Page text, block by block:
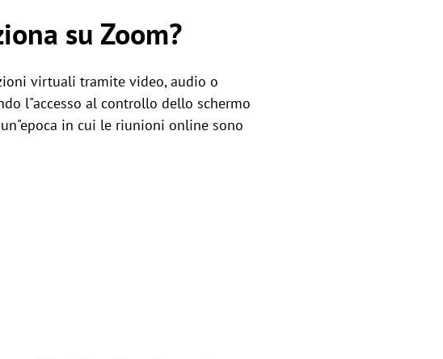
su Zoom?
virtuali tramite video, audio o
l"accesso al controllo dello schermo
in cui le riunioni online sono